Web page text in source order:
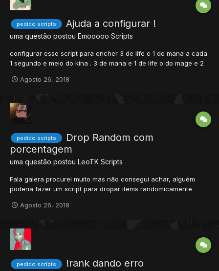
pedido scripts Ajuda a configurar !
uma questão postou Emooooo Scripts
configurar esse script para encher 3 de life e 1 de mana a cada
1 segundo e meio do kina . 3 de mana e 1 de life o do mage e 2
<?xml version="1.0" encoding="UTF-8"?> <vocations>
Agosto 26, 2018
pedido scripts
Drop Random com
porcentagem
uma questão postou LeoTK Scripts
Fala galera procurei muito mas não consegui achar, alguém
poderia fazer um script para dropar items randomicamente
minotaur,orc tem 50% de chance de dropar um machado ou
a...
Agosto 26, 2018
pedido scripts !rank dando erro